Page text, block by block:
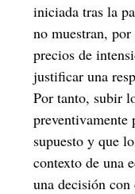
iniciada tras la
no muestran,
precios de
justificar una
Por tanto, subir
preventivamente
supuesto y que
contexto de una
una decisión con